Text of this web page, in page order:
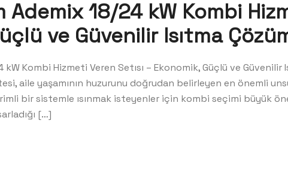
Ademix 18/24 kW Kombi
ve Güvenilir Isıtma
Kombi Hizmeti Veren Setısı – Ekonomik, Güçlü ve
aile yaşamının huzurunu doğrudan belirleyen en önemli
bir sistemle ısınmak isteyenler için kombi seçimi büyük
[…]